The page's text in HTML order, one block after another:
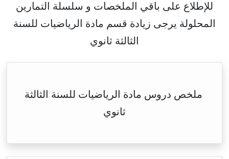
للإطلاع على باقي الملخصات و سلسلة التمارين
المحلولة يرجى زيادة قسم مادة الرياضيات للسنة
الثالثة ثانوي
ملخص دروس مادة الرياضيات للسنة الثالثة
ثانوي